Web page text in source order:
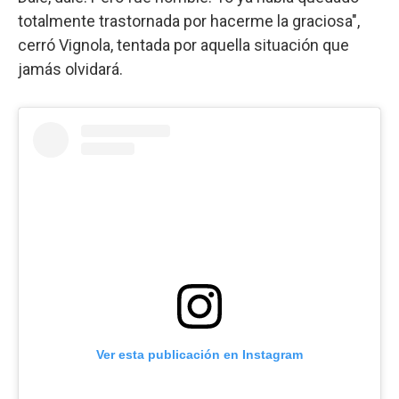
totalmente trastornada por hacerme la graciosa",
cerró Vignola, tentada por aquella situación que
jamás olvidará.
Ver esta publicación en Instagram